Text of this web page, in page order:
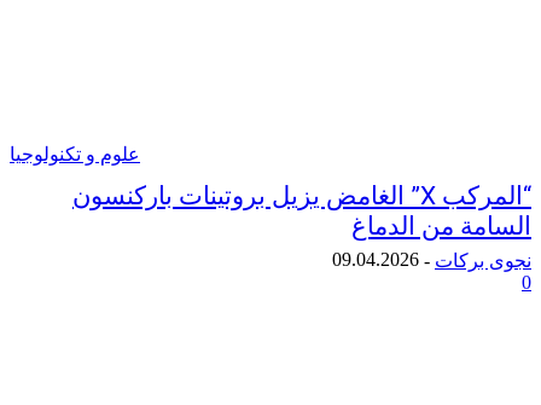
علوم و تكنولوجيا
“المركب X” الغامض يزيل بروتينات باركنسون
من الدماغ
-
09.04.2026